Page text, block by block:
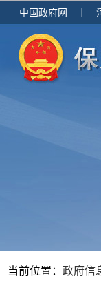
中国政府网
当前位置： 政府信